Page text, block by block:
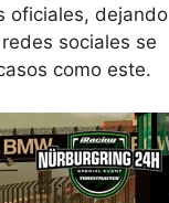
oficiales, dejando
sociales se
como este.